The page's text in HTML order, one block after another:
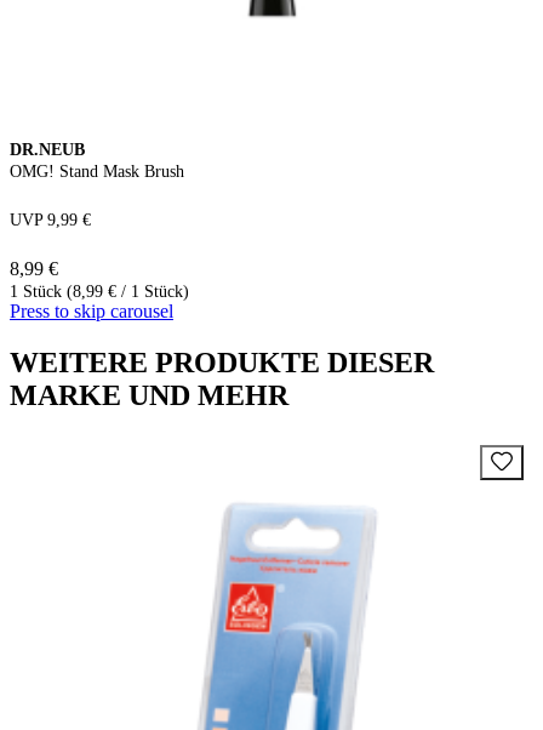
DR.NEUB
OMG! Stand Mask Brush
UVP 9,99 €
8,99 €
1 Stück (8,99 € / 1 Stück)
Press to skip carousel
WEITERE PRODUKTE DIESER
MARKE UND MEHR